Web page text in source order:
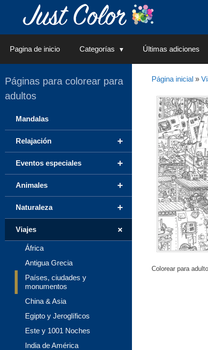
Pagina de inicio Categorías Últimas adiciones
Página inicial»
Colorear para
Páginas para colorear para
adultos
Mandalas
+
Relajación
+
Eventos especiales
+
Animales
+
Naturaleza
+
Viajes
África
Antigua Grecia
Países, ciudades y
monumentos
China & Asia
Egipto y Jeroglíficos
Este y 1001 Noches
India de América